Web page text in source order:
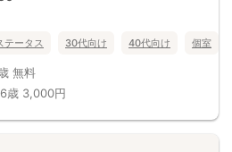
テータス 30代向け 40代向け 個室
無料
歳 3,000円